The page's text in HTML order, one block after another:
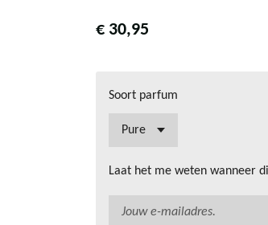
€ 30,95
Soort parfum
Laat het me weten wanneer